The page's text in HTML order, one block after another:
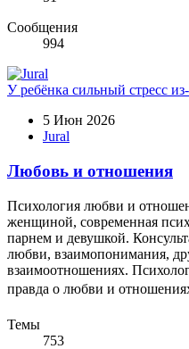
Сообщения
994
У ребёнка сильный стресс
5 Июн 2026
Jural
Любовь и отношения
Психология любви и
женщиной, современная
парнем и девушкой.
любви, взаимопонимания,
взаимоотношениях.
правда о любви и
Темы
753